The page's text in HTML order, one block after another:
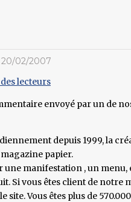
20/02/2007
lecteurs
envoyé par un de
depuis 1999, la
papier.
manifestation , un menu,
Si vous êtes client de notre
site. Vous êtes plus de